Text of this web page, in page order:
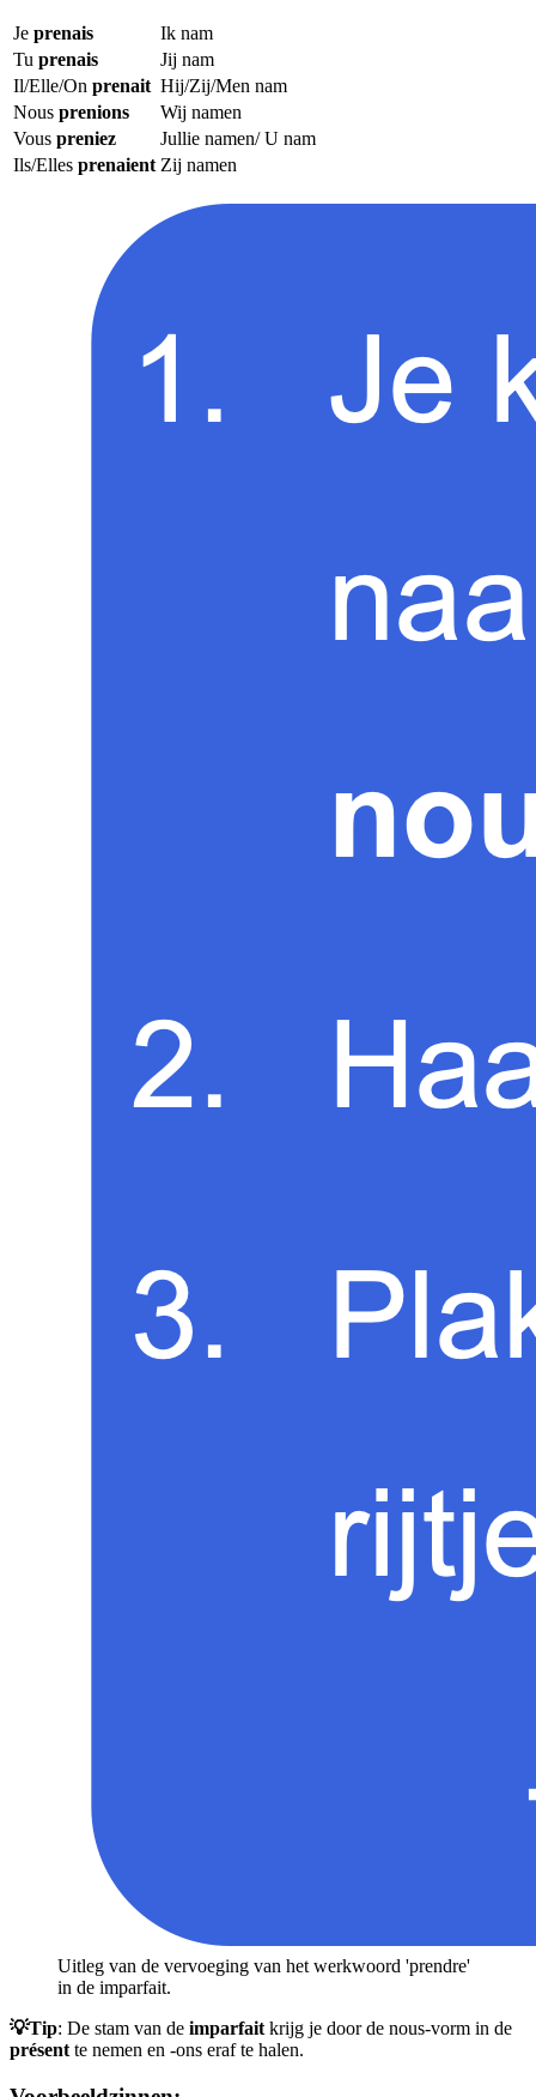
Je prenais
Ik nam
Tu prenais
Jij nam
Il/Elle/On prenait Hij/Zij/Men nam
Nous prenions
Wij namen
Vous preniez
Jullie namen/ U nam
Ils/Elles prenaient Zij namen
Uitleg van de vervoeging van het werkwoord 'prendre'
in de imparfait.
💡Tip: De stam van de imparfait krijg je door de nous-vorm in de
présent te nemen en -ons eraf te halen.